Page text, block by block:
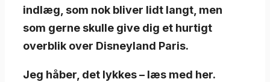
indlæg, som nok bliver lidt langt, men
som gerne skulle give dig et hurtigt
overblik over Disneyland Paris.
Jeg håber, det lykkes – læs med her.